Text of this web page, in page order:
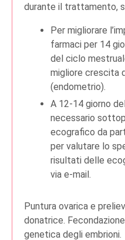
durante il trattamento,
Per migliorare
farmaci per 14
del ciclo
migliore crescita
(endometrio).
A 12-14 giorno
necessario
ecografico da
per valutare lo
risultati delle
via e-mail.
Puntura ovarica e
donatrice.
genetica degli embrioni.